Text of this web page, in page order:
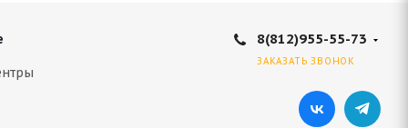
8(812)955-55-73
ЗАКАЗАТЬ ЗВОНОК